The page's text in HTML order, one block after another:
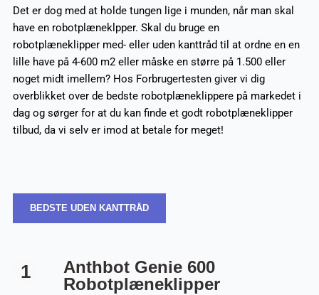
Det er dog med at holde tungen lige i munden, når man skal
have en robotplæneklpper. Skal du bruge en
robotplæneklipper med- eller uden kanttråd til at ordne en en
lille have på 4-600 m2 eller måske en større på 1.500 eller
noget midt imellem? Hos Forbrugertesten giver vi dig
overblikket over de bedste robotplæneklippere på markedet i
dag og sørger for at du kan finde et godt robotplæneklipper
tilbud, da vi selv er imod at betale for meget!
BEDSTE UDEN KANTTRÅD
1
Anthbot Genie 600
Robotplæneklipper